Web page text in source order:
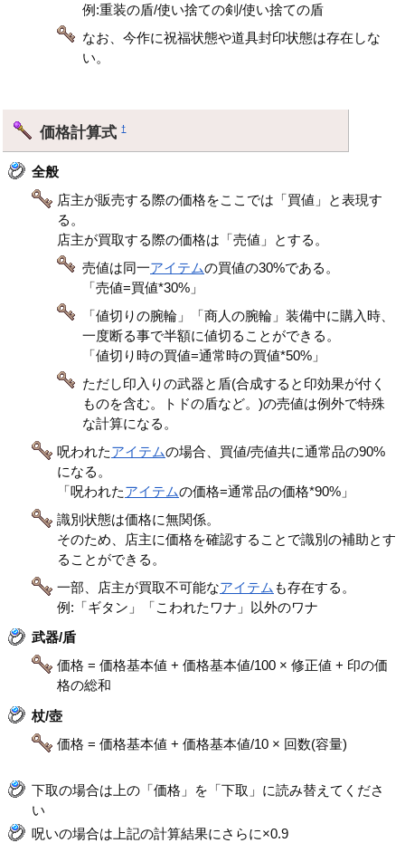
例:重装の盾/使い捨ての剣/使い捨ての盾
なお、今作に祝福状態や道具封印状態は存在しな
い。
価格計算式†
全般
店主が販売する際の価格をここでは「買値」と表現す
る。
店主が買取する際の価格は「売値」とする。
売値は同一アイテムの買値の30%である。
「売値=買値*30%」
「値切りの腕輪」「商人の腕輪」装備中に購入時、
一度断る事で半額に値切ることができる。
「値切り時の買値=通常時の買値*50%」
ただし印入りの武器と盾(合成すると印効果が付く
ものを含む。トドの盾など。)の売値は例外で特殊
な計算になる。
呪われたアイテムの場合、買値/売値共に通常品の90%
になる。
「呪われたアイテムの価格=通常品の価格*90%」
識別状態は価格に無関係。
そのため、店主に価格を確認することで識別の補助とす
ることができる。
一部、店主が買取不可能なアイテム も存在する。
例:「ギタン」「こわれたワナ」以外のワナ
武器/盾
価格 = 価格基本値 + 価格基本値/100 × 修正値 + 印の価
格の総和
杖/壺
価格 = 価格基本値 + 価格基本値/10 × 回数(容量)
下取の場合は上の「価格」を「下取」に読み替えてくださ
い
呪いの場合は上記の計算結果にさらに×0.9